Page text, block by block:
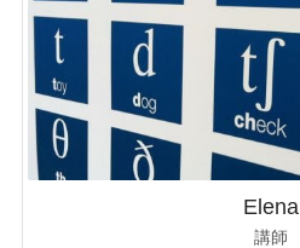
Elena
講師